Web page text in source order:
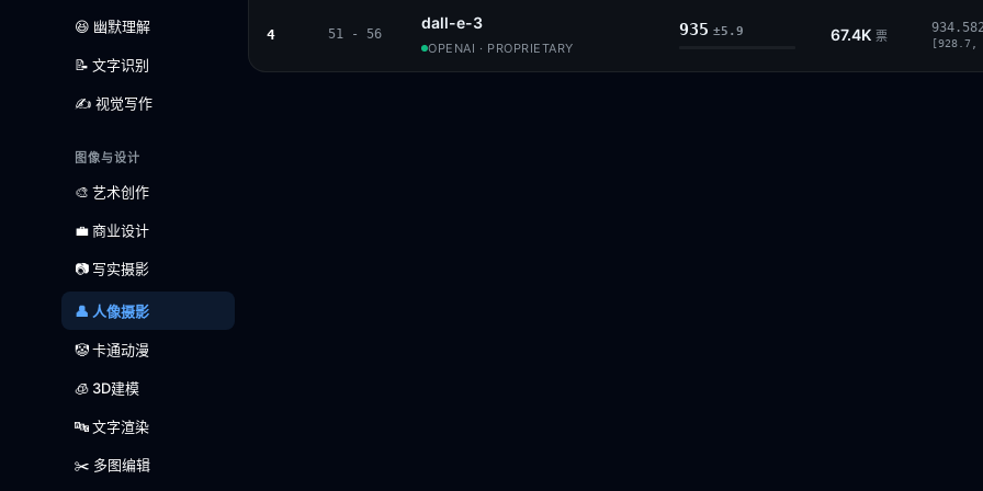
😆 幽默理解
📝 文字识别
✍️ 视觉写作
图像与设计
🎨 艺术创作
💼 商业设计
📷 写实摄影
👤 人像摄影
🤡 卡通动漫
🧊 3D建模
🔤 文字渲染
✂️ 多图编辑
4 51 - 56
dall-e-3
OPENAI · PROPRIETARY
935 ±5.9 67.4K 票 [928.7,